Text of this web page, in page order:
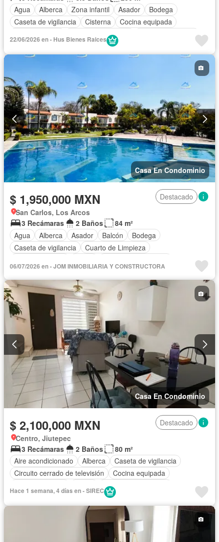
Agua
Alberca Zona infantil Asador
Bodega
Caseta de vigilancia
Cisterna
Cocina equipada
Cuarto de Limpieza
Estacionamiento
Recámara con closet
Sala polivalente
Zonas verdes
Sin amueblar
22/06/2026 en - Hus Bienes Raices
Casa En Condominio
$ 1,950,000 MXN
Destacado
San Carlos, Los Arcos
3 Recámaras
2 Baños
84 m²
Agua
Alberca Asador Balcón
Bodega
Caseta de vigilancia
Cuarto de Limpieza
Vista panorámica
Zonas verdes
Parcialmente amueblado
06/07/2026 en - JOM INMOBILIARIA Y CONSTRUCTORA
Casa En Condominio
$ 2,100,000 MXN
Destacado
Centro, Jiutepec
3 Recámaras
2 Baños
80 m²
Aire acondicionado
Alberca
Caseta de vigilancia
Circuito cerrado de televisión
Cocina equipada
Recámara con closet
Hace 1 semana, 4 días en - SIREC